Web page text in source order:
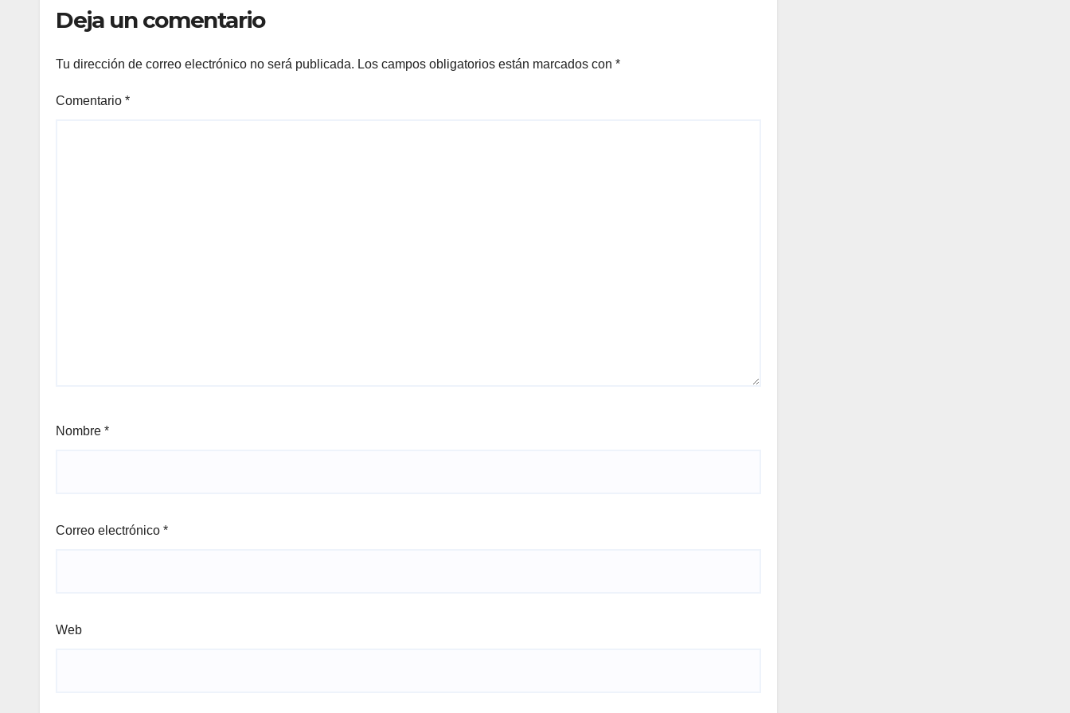
Deja un comentario
Tu dirección de correo electrónico no será publicada. Los campos obligatorios están marcados con *
Comentario *
Nombre *
Correo electrónico *
Web